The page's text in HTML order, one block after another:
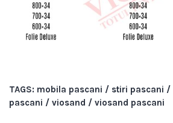
TAGS: mobila pascani / stiri pascani /
pascani / viosand / viosand pascani